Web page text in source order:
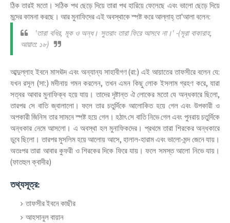
ঠিক তারই মতো। সঠিক পথ ছেড়ে দিয়ে তারা পথ হারিয়ে ফেলেছে এবং ভালো ছেড়ে দিয়ে
মন্দের কামনা করছে। আর মুনাফিদের এই অবস্থাকে স্পষ্ট করে আল্লাহ্ তা'আলা বলেন:
'তারা বধির, মূক ও অন্ধ। সুতরাং তারা ফিরে আসবে না।' -(সূরা বাকারাহ,
আয়াত: ১৮)
আব্দুল্লাহ ইবনে মাসঊদ এবং অন্যান্য সাহাবীগণ (রা:) এই আয়াতের তাফসীরে বলেন যে:
যখন রসূল (সা:) মদীনায় গমন করলেন, তখন এমন কিছু লোক ইসলাম গ্রহণ করে, যারা
সত্বর আবার মুনাফিক্ব হয়ে যায়। তাদের দৃষ্টান্ত ঐ লোকের মতো যে অন্ধকারে ছিলো,
তারপর সে বাতি জ্বালালো। ফলে তার চতুর্দিকে আলোকিত হয়ে গেল এবং উপকারী ও
অপকারী জিনিস তার সামনে স্পষ্ট হয়ে গেল। হঠাৎ সে বাতি নিভে গেল এবং পুনরায় চতুর্দিকে
অন্ধকার নেমে আসলো। এ অবস্থা হল মুনাফিকদের। প্রথমে তারা শিরকের অন্ধকারে
ডুবে ছিলো। তারপর মুসলিম হয়ে আলোয় আসে, হালাল-হারাম এবং ভালো-মন্দ জেনে যায়।
অতঃপর তারা আবার কুফরী ও শিরকের দিকে ফিরে যায়। ফলে সমস্ত আলো নিভে যায়।
(ফাতহুল ক্বাদীর)
তথ্যসূত্র:
তাফসীর ইবনে কাছীর
আহসানুল বায়ান